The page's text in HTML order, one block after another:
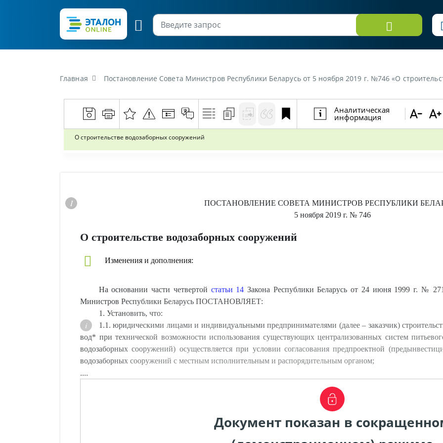
Главная Постановление Совета Министров Республики Беларусь от 5 ноября 2019 г. №746 «О
Аналитическая
информация
О строительстве водозаборных сооружений
ПОСТАНОВЛЕНИЕ СОВЕТА МИНИСТРОВ РЕСПУБЛИКИ
5 ноября 2019 г. № 746
О строительстве водозаборных сооружений
Изменения и дополнения:
На основании части четвертой статьи 14 Закона Республики Беларусь от 24 июня 1999 г. №
Министров Республики Беларусь ПОСТАНОВЛЯЕТ:
1. Установить, что:
1.1. юридическими лицами и индивидуальными предпринимателями (далее – заказчик)
вод* при технической возможности использования существующих централизованных систем
водозаборных сооружений) осуществляется при условии согласования предпроектной
водозаборных сооружений с местным исполнительным и распорядительным органом;
....
Документ показан в